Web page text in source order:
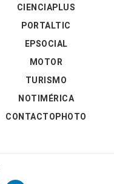
CIENCIAPLUS
PORTALTIC
EPSOCIAL
MOTOR
TURISMO
NOTIMÉRICA
CONTACTOPHOTO